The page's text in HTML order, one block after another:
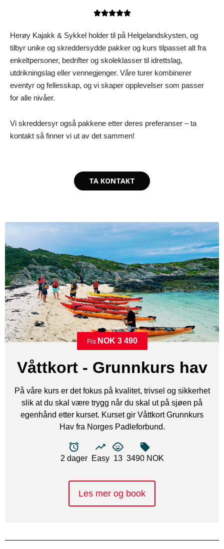
Rated
out
of
5
Herøy Kajakk & Sykkel holder til på Helgelandskysten, og
tilbyr unike og skreddersydde pakker og kurs tilpasset alt fra
enkeltpersoner, bedrifter og skoleklasser til idrettslag,
utdrikningslag eller vennegjenger. Våre turer kombinerer
eventyr og fellesskap, og vi skaper opplevelser som passer
for alle nivåer.
Vi skreddersyr også pakkene etter deres preferanser – ta
kontakt så finner vi ut av det sammen!
TA KONTAKT